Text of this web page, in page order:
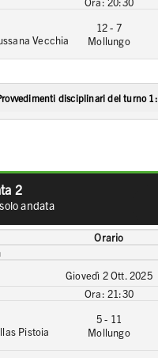
Vecchia
12 - 7
Mollungo
disciplinari del turno 1:
2
Orario
Giovedì 2 Ott. 2025
21:30
Pistoia
5 - 11
Mollungo
andata